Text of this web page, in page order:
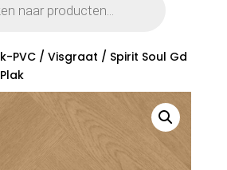
PVC/ Visgraat / Spirit Soul Gd